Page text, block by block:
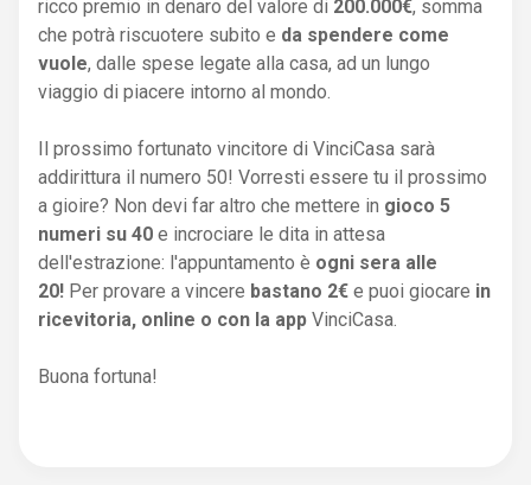
ricco premio in denaro del valore di 200.000€, somma
che potrà riscuotere subito e da spendere come
vuole, dalle spese legate alla casa, ad un lungo
viaggio di piacere intorno al mondo.
Il prossimo fortunato vincitore di VinciCasa sarà
addirittura il numero 50! Vorresti essere tu il prossimo
a gioire? Non devi far altro che mettere in gioco 5
numeri su 40 e incrociare le dita in attesa
dell'estrazione: l'appuntamento è ogni sera alle
20! Per provare a vincere bastano 2€ e puoi giocare in
ricevitoria, online o con la app VinciCasa.
Buona fortuna!